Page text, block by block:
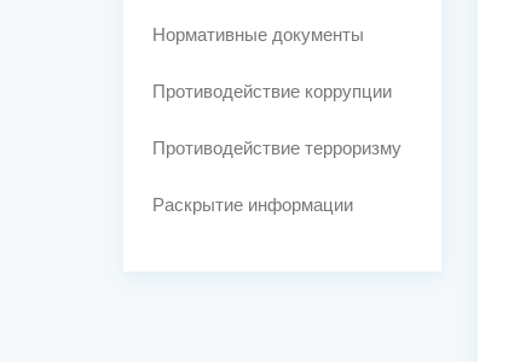
Нормативные документы
Противодействие коррупции
Противодействие терроризму
Раскрытие информации